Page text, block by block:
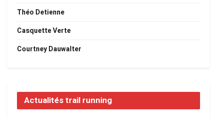
Théo Detienne
Casquette Verte
Courtney Dauwalter
Actualités trail running